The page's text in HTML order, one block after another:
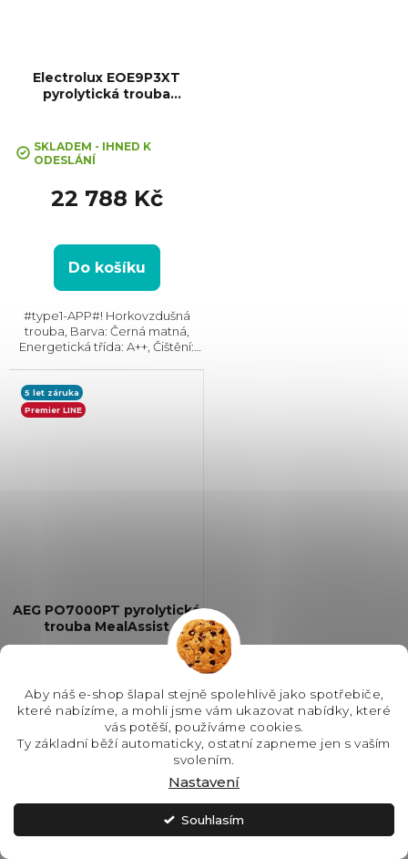
Aby náš e-shop šlapal stejně spolehlivě jako spotřebiče,
které nabízíme, a mohli jsme vám ukazovat nabídky, které
vás potěší, používáme cookies.
Ty základní běží automaticky, ostatní zapneme jen s vaším
svolením.
Nastavení
Souhlasím
Electrolux EOE9P3XT
pyrolytická trouba
SKLADEM - IHNED K
ODESLÁNÍ
22 788 Kč
Do košíku
#type1-APP#! Horkovzdušná
trouba, Barva: Černá matná,
Energetická třída: A++, Čištění:
Rozměry (VxŠxH): 595x595x567
mm, Výbava:...
5 let záruka
Premier LINE
AEG PO7000PT pyrolytická
trouba MealAssist
37 990 Kč
#type1-APP#! Horkovzdušná